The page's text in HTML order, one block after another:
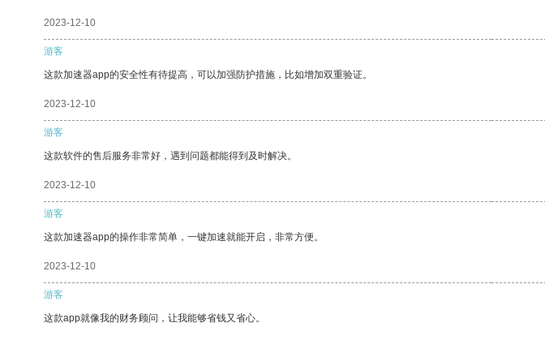
2023-12-10
游客
这款加速器app的安全性有待提高，可以加强防护措施，比如增加双重验证。
2023-12-10
游客
这款软件的售后服务非常好，遇到问题都能得到及时解决。
2023-12-10
游客
这款加速器app的操作非常简单，一键加速就能开启，非常方便。
2023-12-10
游客
这款app就像我的财务顾问，让我能够省钱又省心。